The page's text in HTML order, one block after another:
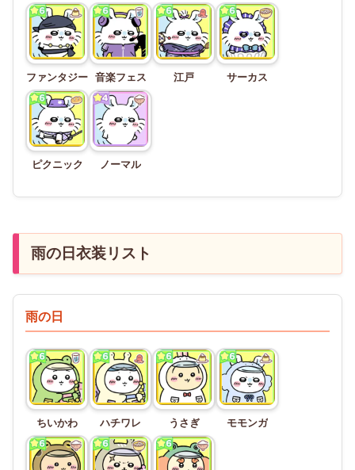
ファンタジー 音楽フェス 江戸 サーカス
ピクニック ノーマル
雨の日衣装リスト
雨の日
ちいかわ ハチワレ うさぎ モモンガ